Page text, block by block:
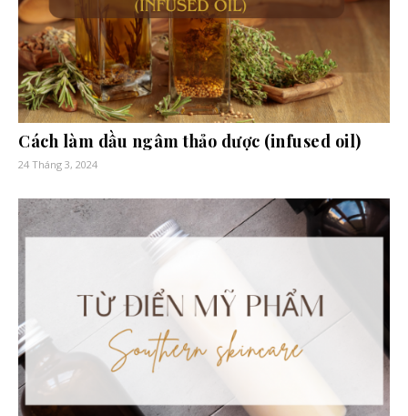
Cách làm dầu ngâm thảo dược (infused oil)
24 Tháng 3, 2024